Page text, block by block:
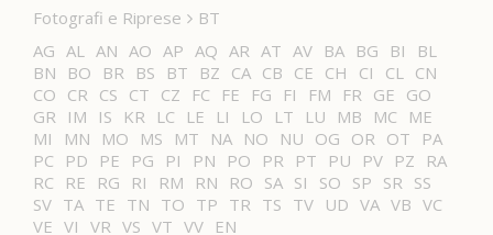
Fotografi e Riprese
BT
AG AL AN AO AP AQ AR AT AV BA BG BI
BL
BN
BO BR BS BT BZ CA CB CE CH CI CL CN
CO CR CS CT CZ FC FE FG FI FM FR GE GO
GR IM IS KR LC LE LI LO LT LU MB MC
ME
MI
MN MO MS MT NA NO NU OG OR OT
PA
PC
PD PE PG PI PN PO PR PT PU PV PZ
RA
RC
RE RG RI RM RN RO SA SI SO SP SR SS
SV TA TE TN TO TP TR TS TV UD VA VB VC
VE VI VR VS VT VV EN